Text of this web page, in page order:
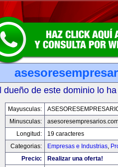
dueño de este dominio lo
Mayusculas:
Minusculas:
Longitud:
19 caracteres
Categorias:
Empresas e Industrias,
Precio:
Realizar una oferta!